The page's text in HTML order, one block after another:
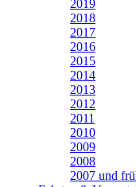
2019
2018
2017
2016
2015
2014
2013
2012
2011
2010
2009
2008
2007 und